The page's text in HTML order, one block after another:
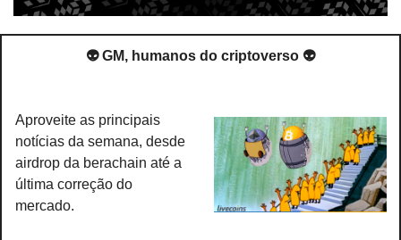
👽 GM, humanos do criptoverso 👽
Aproveite as principais
notícias da semana, desde
airdrop da berachain até a
última correção do
mercado.